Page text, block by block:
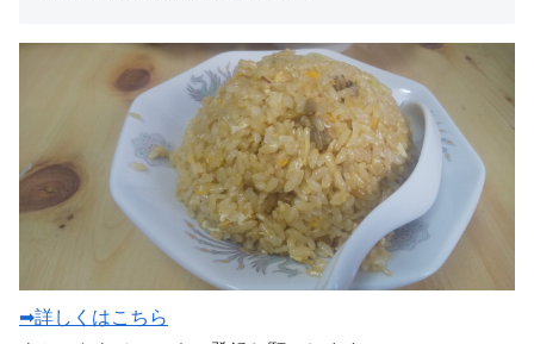
➡詳しくはこちら